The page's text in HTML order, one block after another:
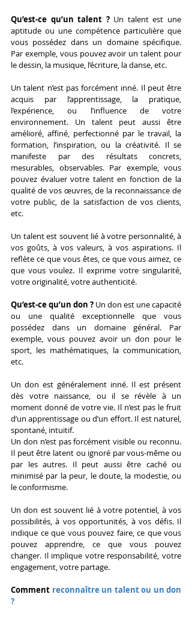
Qu’est-ce qu’un talent ? Un talent est une
aptitude ou une compétence particulière que
vous possédez dans un domaine spécifique.
Par exemple, vous pouvez avoir un talent pour
le dessin, la musique, l’écriture, la danse, etc.
Un talent n’est pas forcément inné. Il peut être
acquis par l’apprentissage, la pratique,
l’expérience, ou l’influence de votre
environnement. Un talent peut aussi être
amélioré, affiné, perfectionné par le travail, la
formation, l’inspiration, ou la créativité. Il se
manifeste par des résultats concrets,
mesurables, observables. Par exemple, vous
pouvez évaluer votre talent en fonction de la
qualité de vos œuvres, de la reconnaissance de
votre public, de la satisfaction de vos clients,
etc.
Un talent est souvent lié à votre personnalité, à
vos goûts, à vos valeurs, à vos aspirations. Il
reflète ce que vous êtes, ce que vous aimez, ce
que vous voulez. Il exprime votre singularité,
votre originalité, votre authenticité.
Qu’est-ce qu’un don ? Un don est une capacité
ou une qualité exceptionnelle que vous
possédez dans un domaine général. Par
exemple, vous pouvez avoir un don pour le
sport, les mathématiques, la communication,
etc.
Un don est généralement inné. Il est présent
dès votre naissance, ou il se révèle à un
moment donné de votre vie. Il n’est pas le fruit
d’un apprentissage ou d’un effort. Il est naturel,
spontané, intuitif.
Un don n’est pas forcément visible ou reconnu.
Il peut être latent ou ignoré par vous-même ou
par les autres. Il peut aussi être caché ou
minimisé par la peur, le doute, la modestie, ou
le conformisme.
Un don est souvent lié à votre potentiel, à vos
possibilités, à vos opportunités, à vos défis. Il
indique ce que vous pouvez faire, ce que vous
pouvez apprendre, ce que vous pouvez
changer. Il implique votre responsabilité, votre
engagement, votre partage.
Comment reconnaître un talent ou un don
?